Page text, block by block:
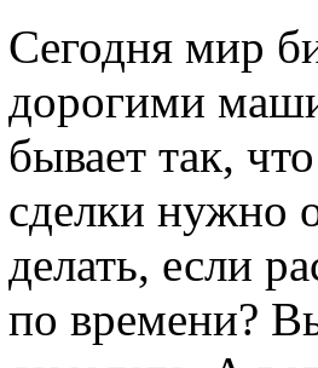
Сегодня мир
дорогими
бывает так,
сделки нужно
делать, если
по времени?